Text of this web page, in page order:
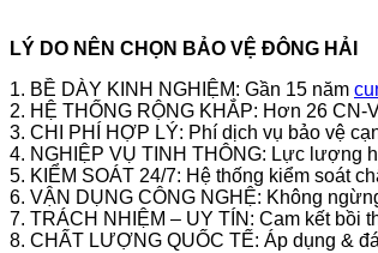
LÝ DO NÊN CHỌN BẢO VỆ ĐÔNG HẢI
1. BỀ DÀY KINH NGHIỆM: Gần 15 năm
2. HỆ THỐNG RỘNG KHẮP: Hơn 26
3. CHI PHÍ HỢP LÝ: Phí dịch vụ bảo vệ
4. NGHIỆP VỤ TINH THÔNG: Lực lượng
5. KIỂM SOÁT 24/7: Hệ thống kiểm soát
6. VẬN DỤNG CÔNG NGHỆ: Không
7. TRÁCH NHIỆM – UY TÍN: Cam kết bồi
8. CHẤT LƯỢNG QUỐC TẾ: Áp dụng &